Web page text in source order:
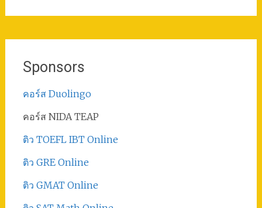
Sponsors
คอร์ส Duolingo
คอร์ส NIDA TEAP
ติว TOEFL IBT Online
ติว GRE Online
ติว GMAT Online